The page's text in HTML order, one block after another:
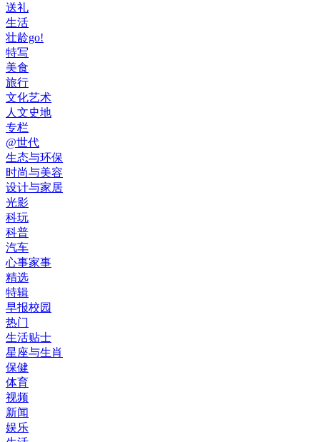
送礼
生活
壮龄go!
特写
美食
旅行
文化艺术
人文史地
专栏
@世代
生态与环保
时尚与美容
设计与家居
光影
科玩
科普
汽车
心事家事
精选
特辑
早报校园
热门
生活贴士
星座与生肖
保健
体育
视频
新闻
娱乐